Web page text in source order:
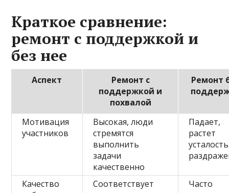
Краткое сравнение:
ремонт с поддержкой и
без нее
Аспект
Ремонт с
поддержкой и
похвалой
Ремонт
Мотивация
участников
Высокая, люди
стремятся
выполнить
задачи
качественно
Падает,
растет
Качество
Соответствует
Часто